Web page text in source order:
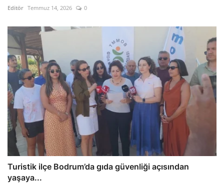
Editör Temmuz 14, 2026 0
Turistik ilçe Bodrum’da gıda güvenliği açısından
yaşaya...